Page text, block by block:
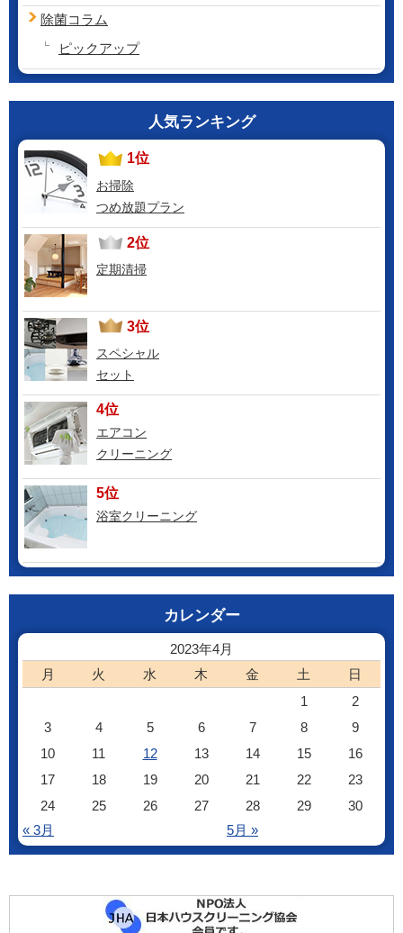
除菌コラム
ピックアップ
人気ランキング
1位
お掃除
つめ放題プラン
2位
定期清掃
3位
スペシャル
セット
4位
エアコン
クリーニング
5位
浴室クリーニング
カレンダー
2023年4月
月
火 水 木 金 土 日
« 3月 5月 »
1
2
3
4 5 6 7 8
9
10
11 12 13 14 15
16
17
18 19 20 21 22
23
24
25 26 27 28 29 30